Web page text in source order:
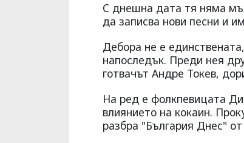
С днешна дата тя няма
да записва нови песни и
Дебора не е
напоследък. Преди нея
готвачът Андре Токев,
На ред е фолкпевицата
влиянието на кокаин.
разбра "България Днес"